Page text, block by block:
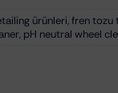
ürünleri,fren tozu
, pH neutral wheel